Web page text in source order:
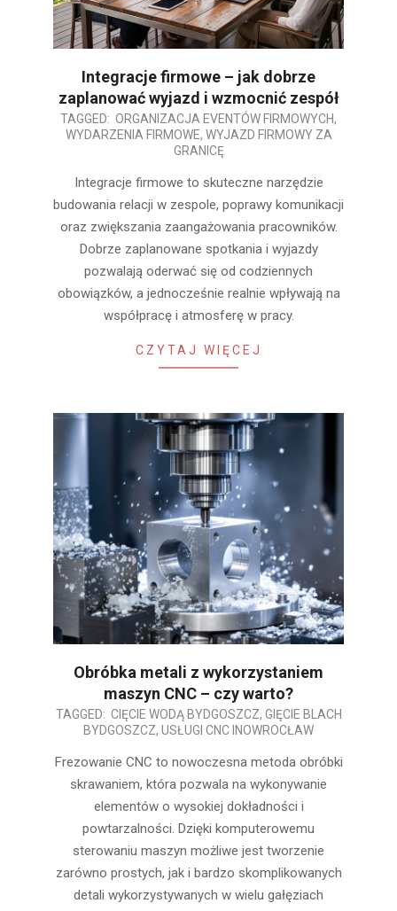
Integracje firmowe – jak dobrze
zaplanować wyjazd i wzmocnić zespół
2026-
07-
TAGGED: ORGANIZACJA EVENTÓW FIRMOWYCH,
WYDARZENIA FIRMOWE, WYJAZD FIRMOWY ZA
GRANICĘ
Integracje firmowe to skuteczne narzędzie
budowania relacji w zespole, poprawy komunikacji
oraz zwiększania zaangażowania pracowników.
Dobrze zaplanowane spotkania i wyjazdy
pozwalają oderwać się od codziennych
obowiązków, a jednocześnie realnie wpływają na
współpracę i atmosferę w pracy.
CZYTAJ WIĘCEJ
Obróbka metali z wykorzystaniem
maszyn CNC – czy warto?
2026-
25
TAGGED: CIĘCIE WODĄ BYDGOSZCZ, GIĘCIE BLACH
BYDGOSZCZ, USŁUGI CNC INOWROCŁAW
Frezowanie CNC to nowoczesna metoda obróbki
skrawaniem, która pozwala na wykonywanie
elementów o wysokiej dokładności i
powtarzalności. Dzięki komputerowemu
sterowaniu maszyn możliwe jest tworzenie
zarówno prostych, jak i bardzo skomplikowanych
detali wykorzystywanych w wielu gałęziach